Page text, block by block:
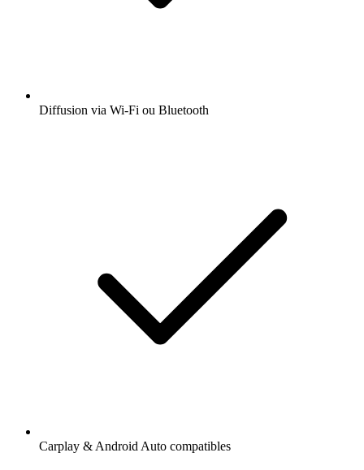
Diffusion via Wi-Fi ou Bluetooth
Carplay & Android Auto compatibles